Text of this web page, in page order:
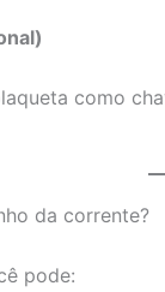
como
da corrente?
pode: